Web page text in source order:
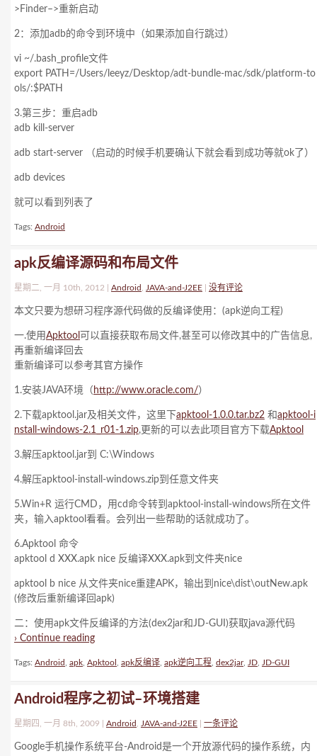
>Finder–>重新启动
2：添加adb的命令到环境中（如果添加自行跳过）
vi ~/.bash_profile文件
export PATH=/Users/leeyz/Desktop/adt-bundle-mac/sdk/platform-to
ols/:$PATH
3.第三步：重启adb
adb kill-server
adb start-server （启动的时候手机要确认下就会看到成功等就ok了）
adb devices
就可以看到列表了
Tags: Android
apk反编译源码和布局文件
星期二, 一月 10th, 2012 | Android JAVA-and-J2EE 没有评论
本文只要为想研习程序源代码做的反编译使用：(apk逆向工程)
一.使用Apktool 可以直接获取布局文件,甚至可以修改其中的广告信息,
再重新编译回去
重新编译可以参考其官方操作
1.安装JAVA环境（ http://www.oracle.com/ ）
2.下载apktool.jar及相关文件，这里下apktool-1.0.0.tar.bz2 和apktool-i
nstall-windows-2.1_r01-1.zip,更新的可以去此项目官方下载Apktool
3.解压apktool.jar到 C:\Windows
4.解压apktool-install-windows.zip到任意文件夹
5.Win+R 运行CMD，用cd命令转到apktool-install-windows所在文件
夹，输入apktool看看。会列出一些帮助的话就成功了。
6.Apktool 命令
apktool d XXX.apk nice 反编译XXX.apk到文件夹nice
apktool b nice 从文件夹nice重建APK，输出到nice\dist\outNew.apk
(修改后重新编译回apk)
二：使用apk文件反编译的方法(dex2jar和JD-GUI)获取java源代码
› Continue reading
Tags: Android apk Apktool apk反编译 apk逆向工程 dex2jar, JD JD-GUI
Android程序之初试–环境搭建
星期四, 一月 8th, 2009 | Android JAVA-and-J2EE 一条评论
Google手机操作系统平台-Android是一个开放源代码的操作系统，内